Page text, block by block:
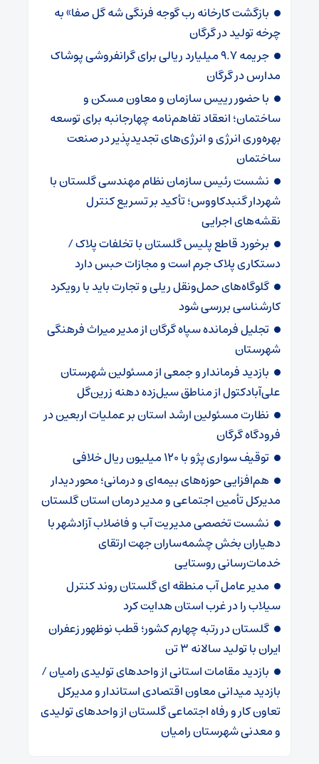
بازگشت کارخانه رب گوجه فرنگی شه گل صفا» به
چرخه تولید در گرگان
جریمه ۹.۷ میلیارد ریالی برای گرانفروشی پوشاک
مدارس در گرگان
با حضور رییس سازمان و معاون مسکن و
ساختمان؛ انعقاد تفاهم‌نامه چهارجانبه برای توسعه
بهره‌وری انرژی و انرژی‌های تجدیدپذیر در صنعت
ساختمان
نشست رئیس سازمان نظام مهندسی گلستان با
شهردار گنبدکاووس؛ تأکید بر تسریع کنترل
نقشه‌های اجرایی
برخورد قاطع پلیس گلستان با تخلفات پلاک /
دستکاری پلاک جرم است و مجازات حبس دارد
گلوگاه‌های حمل‌ونقل ریلی و تجارت باید با رویکرد
کارشناسی بررسی شود
تجلیل فرمانده سپاه گرگان از مدیر میراث فرهنگی
شهرستان
بازدید فرماندار و جمعی از مسئولین شهرستان
علی‌آبادکتول از مناطق سیل‌زده دهنه زرین‌گل
نظارت مسئولین ارشد استان بر عملیات اربعین در
فرودگاه گرگان
توقیف سواری پژو با ۱۲۰ میلیون ریال خلافی
هم‌افزایی حوزه‌های بیمه‌ای و درمانی؛ محور دیدار
مدیرکل تأمین اجتماعی و مدیر درمان استان گلستان
نشست تخصصی مدیریت آب و فاضلاب آزادشهر با
دهیاران بخش چشمه‌ساران جهت ارتقای
خدمات‌رسانی روستایی
مدیر عامل آب منطقه ای گلستان روند کنترل
سیلاب را در غرب استان هدایت کرد
گلستان در رتبه چهارم کشور؛ قطب نوظهور زعفران
ایران با تولید سالانه ۳ تن
بازدید مقامات استانی از واحدهای تولیدی رامیان /
بازدید میدانی معاون اقتصادی استاندار و مدیرکل
تعاون کار و رفاه اجتماعی گلستان از واحدهای تولیدی
و معدنی شهرستان رامیان